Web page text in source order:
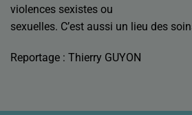
violences sexistes ou
sexuelles. C’est aussi un lieu des
Reportage : Thierry GUYON